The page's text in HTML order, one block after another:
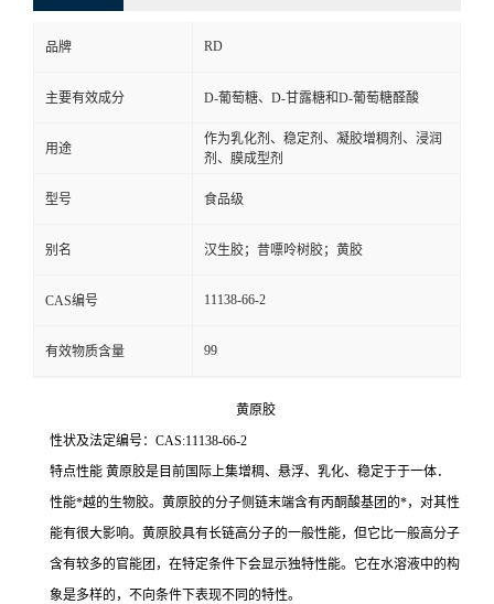
品牌 RD
主要有效成分 D-葡萄糖、D-甘露糖和D-葡萄糖醛酸
用途
作为乳化剂、稳定剂、凝胶增稠剂、浸润
剂、膜成型剂
型号 食品级
别名 汉生胶；昔嘌呤树胶；黄胶
CAS编号 11138-66-2
有效物质含量 99
黄原胶
性状及法定编号：CAS:11138-66-2
特点性能 黄原胶是目前国际上集增稠、悬浮、乳化、稳定于于一体．
性能*越的生物胶。黄原胶的分子侧链末端含有丙酮酸基团的*，对其性
能有很大影响。黄原胶具有长链高分子的一般性能，但它比一般高分子
含有较多的官能团，在特定条件下会显示独特性能。它在水溶液中的构
象是多样的，不向条件下表现不同的特性。